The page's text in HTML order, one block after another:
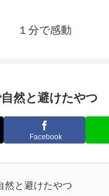
１分で感動
然と避けたやつ
Facebook
然と避けたやつ